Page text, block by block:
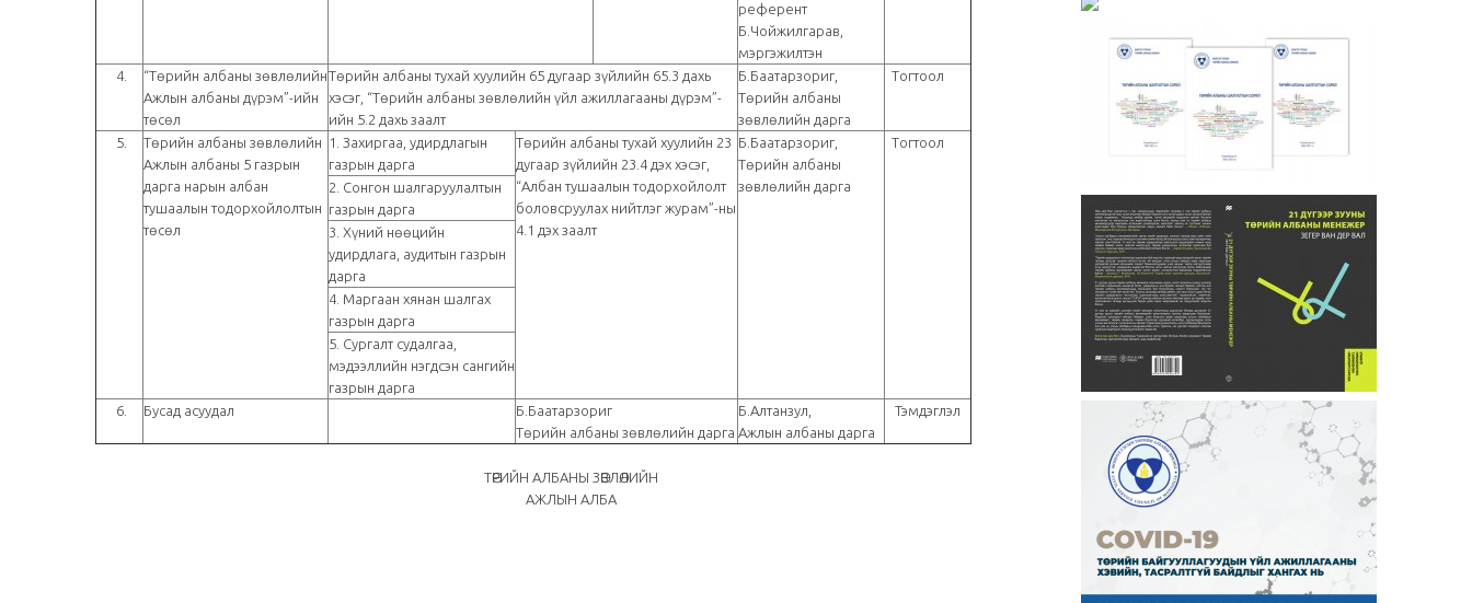
референт
Б.Чойжилгарав,
мэргэжилтэн
4.
“Төрийн албаны зөвлөлийн
Ажлын албаны дүрэм”-ийн
төсөл
Төрийн албаны тухай хуулийн 65 дугаар зүйлийн 65.3 дахь
хэсэг, “Төрийн албаны зөвлөлийн үйл ажиллагааны дүрэм”-
ийн 5.2 дахь заалт
Б.Баатарзориг,
Төрийн албаны
зөвлөлийн дарга
Tогтоол
5.
Төрийн албаны зөвлөлийн
Ажлын албаны 5 газрын
дарга нарын албан
тушаалын тодорхойлолтын
төсөл
1. Захиргаа, удирдлагын
газрын дарга
Төрийн албаны тухай хуулийн 23
дугаар зүйлийн 23.4 дэх хэсэг,
“Албан тушаалын тодорхойлолт
боловсруулах нийтлэг журам”-ны
4.1 дэх заалт
Б.Баатарзориг,
Төрийн албаны
зөвлөлийн дарга
Tогтоол
2. Сонгон шалгаруулалтын
газрын дарга
3. Хүний нөөцийн
удирдлага, аудитын газрын
дарга
4. Маргаан хянан шалгах
газрын дарга
5. Сургалт судалгаа,
мэдээллийн нэгдсэн сангийн
газрын дарга
6.
Бусад асуудал
Б.Баатарзориг
Төрийн албаны зөвлөлийн дарга
Б.Алтанзул,
Ажлын албаны дарга
Тэмдэглэл
ТӨРИЙН АЛБАНЫ ЗӨВЛӨЛИЙН
АЖЛЫН АЛБА